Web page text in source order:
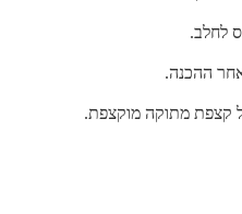
ההכנה.